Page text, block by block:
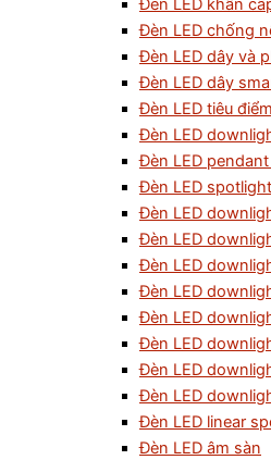
Đèn LED khẩn
Đèn LED chống
Đèn LED dây và
Đèn LED dây
Đèn LED tiêu
Đèn LED
Đèn LED
Đèn LED
Đèn LED
Đèn LED
Đèn LED
Đèn LED
Đèn LED
Đèn LED
Đèn LED
Đèn LED
Đèn LED linear
Đèn LED âm sàn